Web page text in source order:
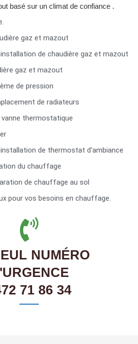
basé sur un climat de confiance .
gaz et mazout
de chaudière gaz et mazout
gaz et mazout
de pression
de radiateurs
thermostatique
de thermostat d'ambiance
du chauffage
de chauffage au sol
pour vos besoins en chauffage.
NUMÉRO
71 86 34